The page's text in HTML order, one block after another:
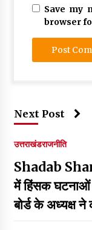
Save my
browser
Next Post
उत्तराखंडराजनीति
Shadab
में हिंसक घटनाओं
बोर्ड के अध्यक्ष